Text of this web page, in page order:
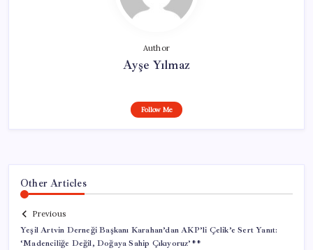
Author
Ayşe Yılmaz
Follow Me
Other Articles
Previous
Yeşil Artvin Derneği Başkanı Karahan’dan AKP’li Çelik’e Sert Yanıt:
‘Madenciliğe Değil, Doğaya Sahip Çıkıyoruz’**